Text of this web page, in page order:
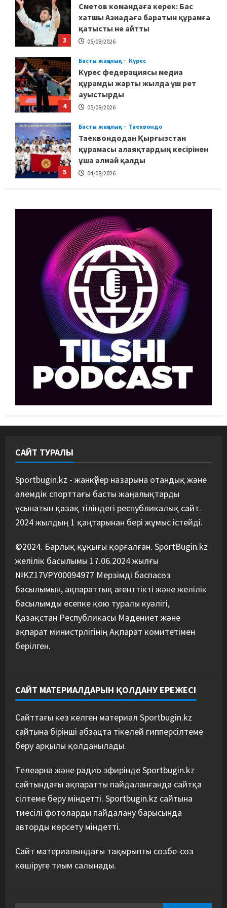
3
Сметов командаға керек: Бас
хатшы Азиадаға баратын құрамға
қатысты не айтты
05/08/2026
4
Басты жаңалық Күрес
Күрес федерациясы медиа
құрамды жарты жылда үш рет
ауыстырды
05/08/2026
5
Басты жаңалық Таеквондо
Таеквондодан Қырғызстан
құрамасы алаяқтардың кесірінен
ұша алмай қалды
04/08/2026
1
федерациясы дағыстандық
маманды тағы да шақыртты
05/08/2026
2
Басты жаңалық Бокс
Санжар Тәшкенбайдың кәсіпқой
рингтегі алғашқы қарсыласы
анықталды
05/08/2026
Басты жаңалық Дзюдо
Сметов командаға керек: Бас
хатшы Азиадаға баратын құрамға
қатысты не айтты
05/08/2026
Басты жаңалық Күрес
ауыстырды
5
құрамасы алаяқтардың кесірінен
ұша алмай қалды
САЙТ ТУРАЛЫ
Sportbugin.kz - жанкүйер назарына отандық және
әлемдік спорттағы басты жаңалықтарды
ұсынатын қазақ тіліндегі республикалық сайт.
2024 жылдың 1 қаңтарынан бері жұмыс істейді.
©2024. Барлық құқығы қорғалған. SportBugin.kz
желілік басылымы 17.06.2024 жылғы
№KZ17VPY00094977 Мерзімді баспасөз
басылымын, ақпараттық агенттікті және желілік
басылымды есепке қою туралы куәлігі,
Қазақстан Республикасы Мәдениет және
ақпарат министрлігінің Ақпарат комитетімен
берілген.
САЙТ МАТЕРИАЛДАРЫН ҚОЛДАНУ ЕРЕЖЕСІ
Сайттағы кез келген материал Sportbugin.kz
сайтына бірінші абзацта тікелей гипперсілтеме
беру арқылы қолданылады.
Телеарна және радио эфирінде Sportbugin.kz
сайтындағы ақпаратты пайдаланғанда сайтқа
сілтеме беру міндетті. Sportbugin.kz сайтына
тиесілі фотоларды пайдалану барысында
авторды көрсету міндетті.
Сайт материалындағы тақырыпты сөзбе-сөз
көшіруге тиым салынады.